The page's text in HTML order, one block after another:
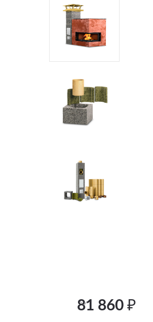
81 860 ₽